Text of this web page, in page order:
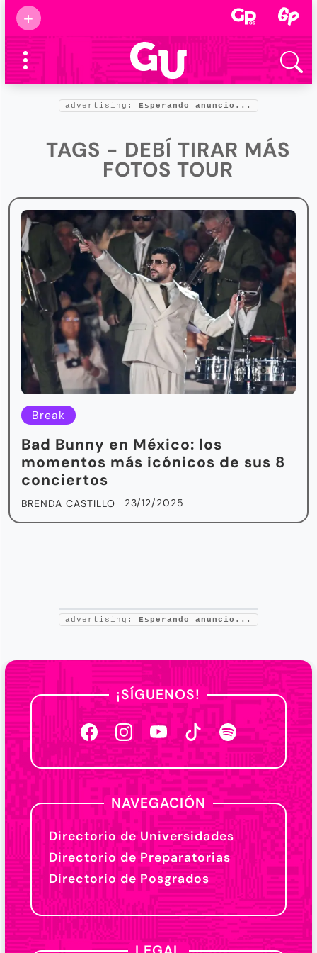
+
Supermamás
2025
Marcas de
confianza
Foro salud
advertising: Esperando anuncio...
TAGS - DEBÍ TIRAR MÁS
FOTOS TOUR
Break
Bad Bunny en México: los
momentos más icónicos de sus 8
conciertos
BRENDA CASTILLO 23/12/2025
advertising: Esperando anuncio...
¡SÍGUENOS!
NAVEGACIÓN
Directorio de Universidades
Directorio de Preparatorias
Directorio de Posgrados